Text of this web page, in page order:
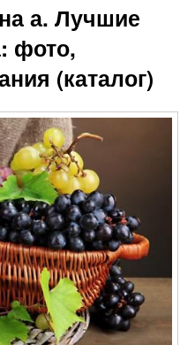
а. Лучшие
фото,
(каталог)